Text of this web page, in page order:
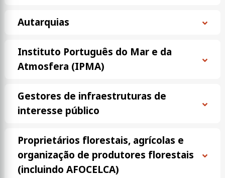
Autarquias
Instituto Português do Mar e da
Atmosfera (IPMA)
Gestores de infraestruturas de
interesse público
Proprietários florestais, agrícolas e
organização de produtores florestais
(incluindo AFOCELCA)